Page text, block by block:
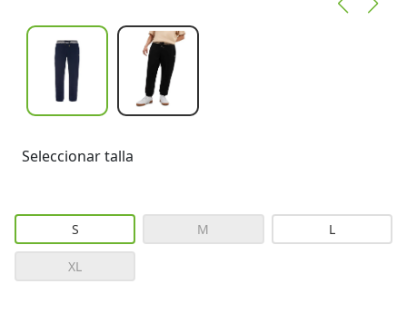
Seleccionar talla
S M L
XL